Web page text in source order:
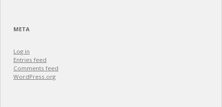
META
Log in
Entries feed
Comments feed
WordPress.org